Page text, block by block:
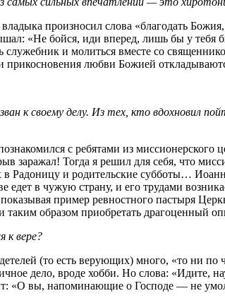
произносил слова «благодать
«Не бойся, иди вперед, лишь бы у тебя
служебник и молиться вместе со
любви Божией
к своему делу. Из тех, кто вдохновил
с ребятами из
заражал! Тогда я решил для себя, что
в Радоницу и родительские субботы…
едет в чужую страну, и его трудами
пример ревностного пастыря
таким образом приобретать драгоценный
к вере?
(то есть верующих) много, «то ни
дело, вроде хобби. Но слова:
«О вы, напоминающие о Господе — не